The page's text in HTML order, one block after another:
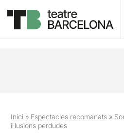
Inici » Espectacles recomanats »
il·lusions perdudes